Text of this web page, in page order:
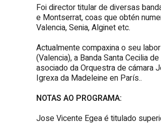
Foi director titular de diversas
e Montserrat, coas que obtén
Valencia, Senia, Alginet etc.
Actualmente compaxina o seu
(Valencia), a Banda Santa Cecilia
asociado da Orquestra de cámara
Igrexa da Madeleine en París..
NOTAS AO PROGRAMA:
Jose Vicente Egea é titulado